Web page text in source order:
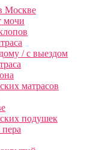
Москве
мочи
/ с выездом
матрасов
подушек